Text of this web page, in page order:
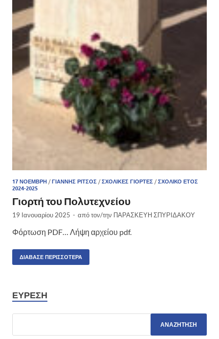
17 ΝΟΈΜΒΡΗ /ΓΙΆΝΝΗΣ ΡΊΤΣΟΣ /ΣΧΟΛΙΚΈΣ ΓΙΟΡΤΈΣ /ΣΧΟΛΙΚΌ ΈΤΟΣ
2024-2025
Γιορτή του Πολυτεχνείου
19 Ιανουαρίου 2025 - από τον/την ΠΑΡΑΣΚΕΥΗ ΣΠΥΡΙΔΑΚΟΥ
Φόρτωση PDF… Λήψη αρχείου pdf.
ΔΙΆΒΑΣΕ ΠΕΡΙΣΣΌΤΕΡΑ
ΕΎΡΕΣΗ